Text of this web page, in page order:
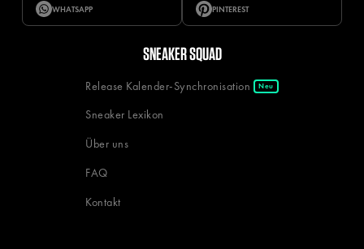
WHATSAPP PINTEREST
SNEAKER SQUAD
Release Kalender-Synchronisation Neu
Sneaker Lexikon
Über uns
FAQ
Kontakt